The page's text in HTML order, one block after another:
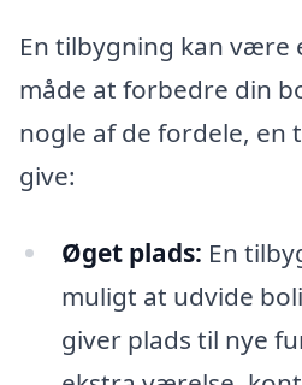
En tilbygning kan være
måde at forbedre din
nogle af de fordele, en
give:
Øget plads: En
muligt at udvide
giver plads til nye